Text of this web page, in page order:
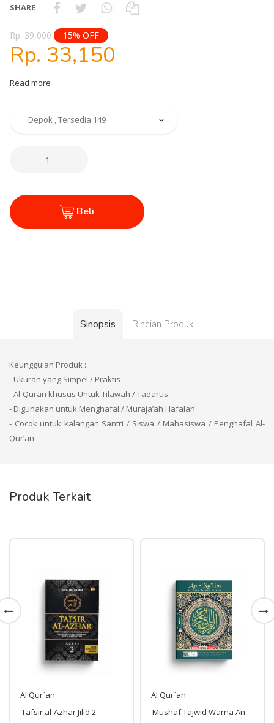
SHARE
Rp. 39,000 15% OFF
Rp. 33,150
Read more
Beli
Sinopsis Rincian Produk
Keunggulan Produk :
- Ukuran yang Simpel / Praktis
- Al-Quran khusus Untuk Tilawah / Tadarus
- Digunakan untuk Menghafal / Muraja’ah Hafalan
- Cocok untuk kalangan Santri / Siswa / Mahasiswa / Penghafal Al-
Qur’an
Produk Terkait
Al Qur`an
Tafsir al-Azhar Jilid 2
Al Qur`an
Mushaf Tajwid Warna An-